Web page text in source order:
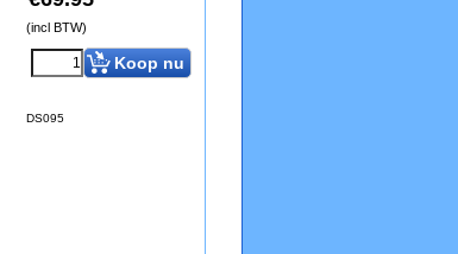
(incl BTW)
Koop nu
DS095